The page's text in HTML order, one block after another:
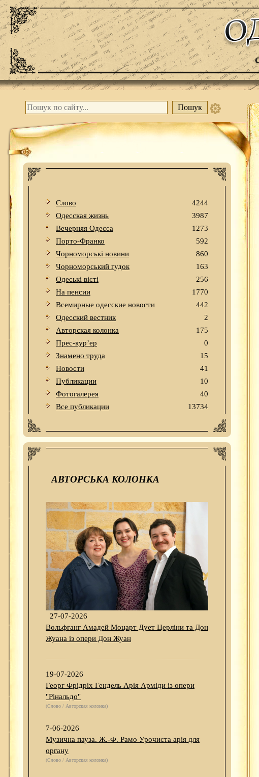
Слово
4244
Одесская жизнь
3987
Вечерняя Одесса
1273
Порто-Франко
592
Чорноморські новини
860
Чорноморський гудок
163
Одеськi вiстi
256
На пенсии
1770
Всемирные одесские новости
442
Одесский вестник
2
Авторская колонка
175
Прес-кур’ер
0
Знамено труда
15
Новости
41
Публикации
10
Фотогалерея
40
Все публикации
13734
АВТОРСЬКА КОЛОНКА
27-07-2026
Вольфганг Амадей Моцарт Дует Церліни та Дон
Жуана із опери Дон Жуан
19-07-2026
Георг Фрідріх Гендель Арія Арміди із опери
"Рінальдо"
(Слово / Авторская колонка)
7-06-2026
Музична пауза. Ж.-Ф. Рамо Урочиста арія для
органу
(Слово / Авторская колонка)